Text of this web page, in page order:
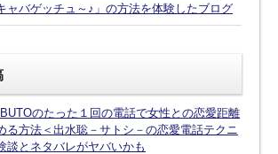
バゲッチュ～♪」の方法を体験したブログ
のたった１回の電話で女性との恋愛距離
る方法＜出水聡－サトシ－の恋愛電話テクニ
とネタバレがヤバいかも